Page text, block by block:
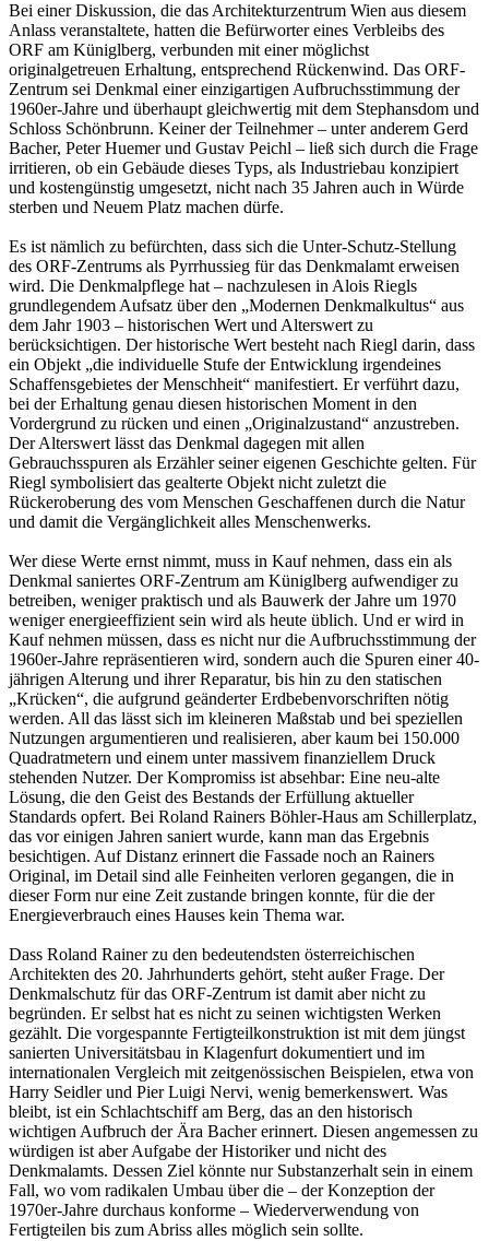
Bei einer Diskussion, die das Architekturzentrum Wien aus diesem
Anlass veranstaltete, hatten die Befürworter eines Verbleibs des
ORF am Küniglberg, verbunden mit einer möglichst
originalgetreuen Erhaltung, entsprechend Rückenwind. Das ORF-
Zentrum sei Denkmal einer einzigartigen Aufbruchsstimmung der
1960er-Jahre und überhaupt gleichwertig mit dem Stephansdom und
Schloss Schönbrunn. Keiner der Teilnehmer – unter anderem Gerd
Bacher, Peter Huemer und Gustav Peichl – ließ sich durch die Frage
irritieren, ob ein Gebäude dieses Typs, als Industriebau konzipiert
und kostengünstig umgesetzt, nicht nach 35 Jahren auch in Würde
sterben und Neuem Platz machen dürfe.
Es ist nämlich zu befürchten, dass sich die Unter-Schutz-Stellung
des ORF-Zentrums als Pyrrhussieg für das Denkmalamt erweisen
wird. Die Denkmalpflege hat – nachzulesen in Alois Riegls
grundlegendem Aufsatz über den „Modernen Denkmalkultus“ aus
dem Jahr 1903 – historischen Wert und Alterswert zu
berücksichtigen. Der historische Wert besteht nach Riegl darin, dass
ein Objekt „die individuelle Stufe der Entwicklung irgendeines
Schaffensgebietes der Menschheit“ manifestiert. Er verführt dazu,
bei der Erhaltung genau diesen historischen Moment in den
Vordergrund zu rücken und einen „Originalzustand“ anzustreben.
Der Alterswert lässt das Denkmal dagegen mit allen
Gebrauchsspuren als Erzähler seiner eigenen Geschichte gelten. Für
Riegl symbolisiert das gealterte Objekt nicht zuletzt die
Rückeroberung des vom Menschen Geschaffenen durch die Natur
und damit die Vergänglichkeit alles Menschenwerks.
Wer diese Werte ernst nimmt, muss in Kauf nehmen, dass ein als
Denkmal saniertes ORF-Zentrum am Küniglberg aufwendiger zu
betreiben, weniger praktisch und als Bauwerk der Jahre um 1970
weniger energieeffizient sein wird als heute üblich. Und er wird in
Kauf nehmen müssen, dass es nicht nur die Aufbruchsstimmung der
1960er-Jahre repräsentieren wird, sondern auch die Spuren einer 40-
jährigen Alterung und ihrer Reparatur, bis hin zu den statischen
„Krücken“, die aufgrund geänderter Erdbebenvorschriften nötig
werden. All das lässt sich im kleineren Maßstab und bei speziellen
Nutzungen argumentieren und realisieren, aber kaum bei 150.000
Quadratmetern und einem unter massivem finanziellem Druck
stehenden Nutzer. Der Kompromiss ist absehbar: Eine neu-alte
Lösung, die den Geist des Bestands der Erfüllung aktueller
Standards opfert. Bei Roland Rainers Böhler-Haus am Schillerplatz,
das vor einigen Jahren saniert wurde, kann man das Ergebnis
besichtigen. Auf Distanz erinnert die Fassade noch an Rainers
Original, im Detail sind alle Feinheiten verloren gegangen, die in
dieser Form nur eine Zeit zustande bringen konnte, für die der
Energieverbrauch eines Hauses kein Thema war.
Dass Roland Rainer zu den bedeutendsten österreichischen
Architekten des 20. Jahrhunderts gehört, steht außer Frage. Der
Denkmalschutz für das ORF-Zentrum ist damit aber nicht zu
begründen. Er selbst hat es nicht zu seinen wichtigsten Werken
gezählt. Die vorgespannte Fertigteilkonstruktion ist mit dem jüngst
sanierten Universitätsbau in Klagenfurt dokumentiert und im
internationalen Vergleich mit zeitgenössischen Beispielen, etwa von
Harry Seidler und Pier Luigi Nervi, wenig bemerkenswert. Was
bleibt, ist ein Schlachtschiff am Berg, das an den historisch
wichtigen Aufbruch der Ära Bacher erinnert. Diesen angemessen zu
würdigen ist aber Aufgabe der Historiker und nicht des
Denkmalamts. Dessen Ziel könnte nur Substanzerhalt sein in einem
Fall, wo vom radikalen Umbau über die – der Konzeption der
1970er-Jahre durchaus konforme – Wiederverwendung von
Fertigteilen bis zum Abriss alles möglich sein sollte.